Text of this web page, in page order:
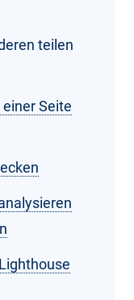
teilen
Seite